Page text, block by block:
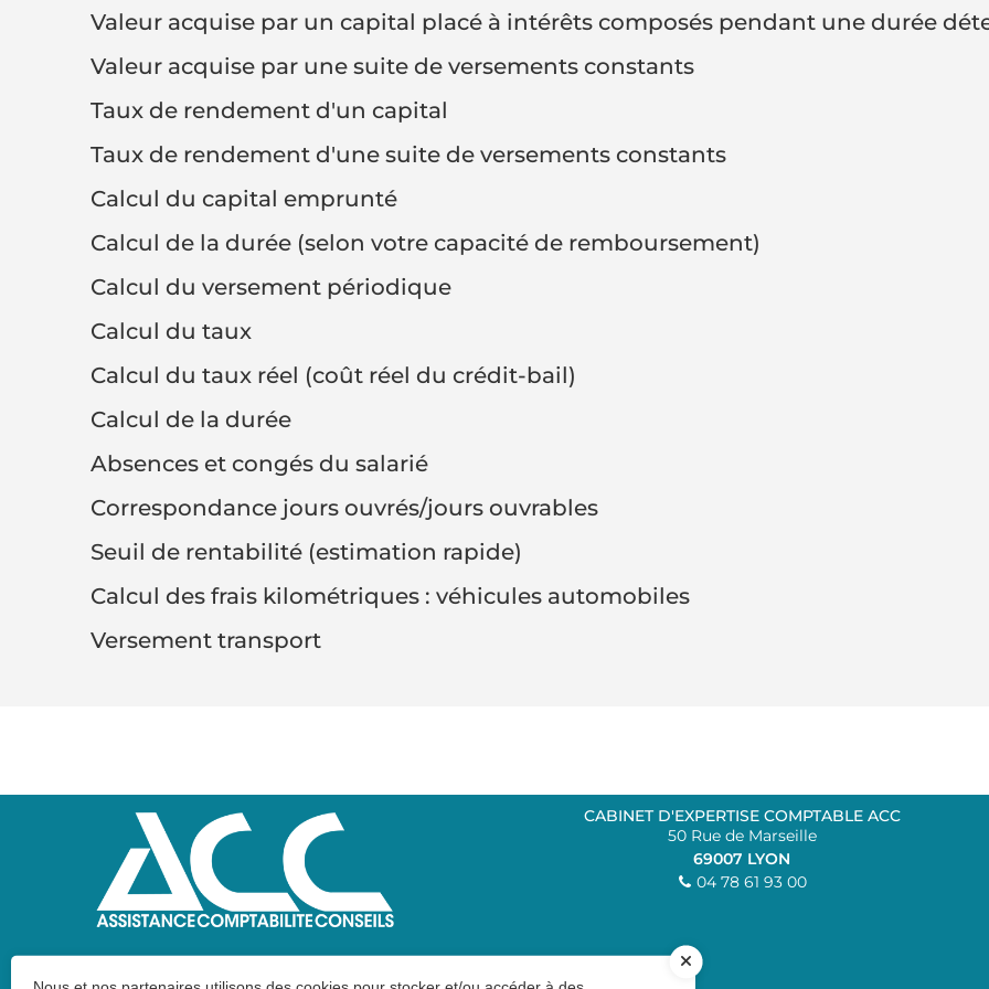
Valeur acquise par un capital placé à intérêts composés pendant une durée
Valeur acquise par une suite de versements constants
Taux de rendement d'un capital
Taux de rendement d'une suite de versements constants
Calcul du capital emprunté
Calcul de la durée (selon votre capacité de remboursement)
Calcul du versement périodique
Calcul du taux
Calcul du taux réel (coût réel du crédit-bail)
Calcul de la durée
Absences et congés du salarié
Correspondance jours ouvrés/jours ouvrables
Seuil de rentabilité (estimation rapide)
Calcul des frais kilométriques : véhicules automobiles
Versement transport
CABINET D'EXPERTISE COMPTABLE ACC
50 Rue de Marseille
69007 LYON
04 78 61 93 00